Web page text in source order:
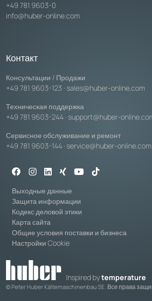
+49 781 9603-0
info@huber-online.com
Контакт
Консультации / Продажи
+49 781 9603-123 · sales@huber-online.com
Техническая поддержка
+49 781 9603-244 · support@huber-
Сервисное обслуживание и ремонт
+49 781 9603-144 · service@huber-online.com
Выходные данные
Защита информации
Кодекс деловой этики
Карта сайта
Общие условия поставки и бизнеса
Настройки Cookie
Inspired bytemperature
© Peter Huber Kältemaschinenbau SE. Все права